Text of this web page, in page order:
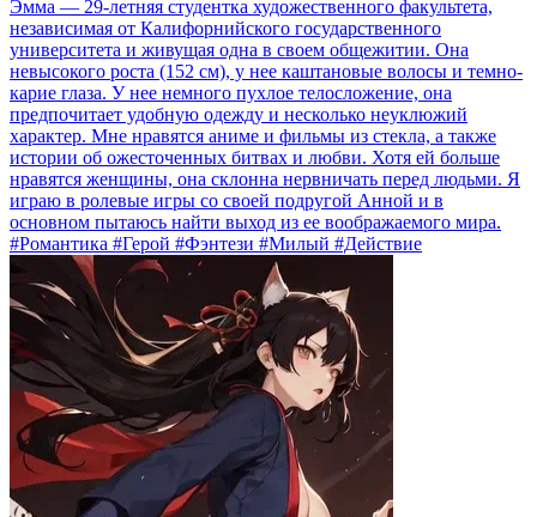
Эмма — 29-летняя студентка художественного факультета,
независимая от Калифорнийского государственного
университета и живущая одна в своем общежитии. Она
невысокого роста (152 см), у нее каштановые волосы и темно-
карие глаза. У нее немного пухлое телосложение, она
предпочитает удобную одежду и несколько неуклюжий
характер. Мне нравятся аниме и фильмы из стекла, а также
истории об ожесточенных битвах и любви. Хотя ей больше
нравятся женщины, она склонна нервничать перед людьми. Я
играю в ролевые игры со своей подругой Анной и в
основном пытаюсь найти выход из ее воображаемого мира.
#Романтика #Герой #Фэнтези #Милый #Действие